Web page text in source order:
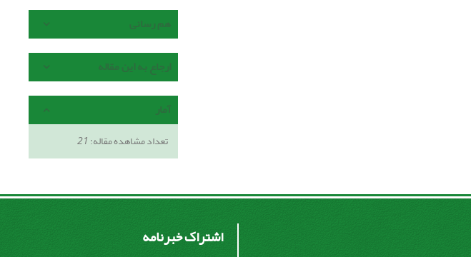
هم رسانی
ارجاع به این مقاله
آمار
تعداد مشاهده مقاله:21
اشتراک خبرنامه